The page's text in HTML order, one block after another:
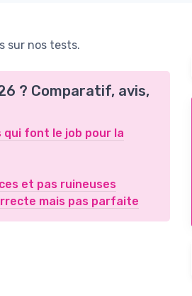
sur nos tests.
? Comparatif, avis,
qui font le job pour la
et pas ruineuses
mais pas parfaite